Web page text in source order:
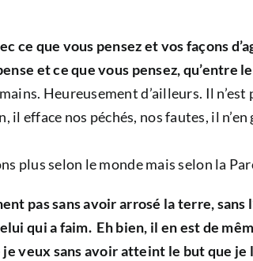
ce que vous pensez et vos façons
et ce que vous pensez, qu’entre
Heureusement d’ailleurs. Il
efface nos péchés, nos fautes, il
plus selon le monde mais selon la
pas sans avoir arrosé la terre,
qui a faim. Eh bien, il en est de
veux sans avoir atteint le but que je